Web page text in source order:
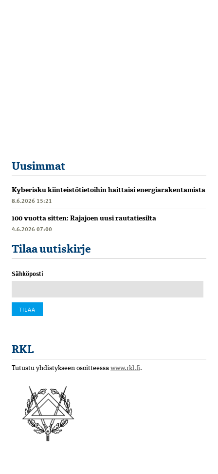
Uusimmat
Kyberisku kiinteistötietoihin haittaisi energiarakentamista
8.6.2026 15:21
100 vuotta sitten: Rajajoen uusi rautatiesilta
4.6.2026 07:00
Tilaa uutiskirje
Sähköposti
RKL
Tutustu yhdistykseen osoitteessa www.rkl.fi.